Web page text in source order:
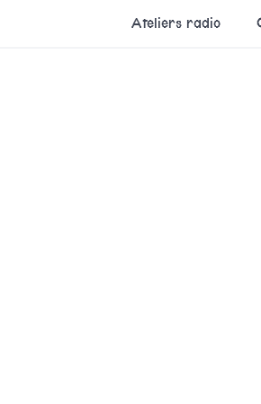
Ateliers radio